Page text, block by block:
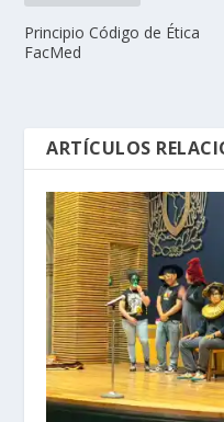
Principio Código de Ética
FacMed
ARTÍCULOS